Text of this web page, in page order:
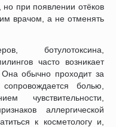
но при появлении отёков
врачом, а не отменять
ботулотоксина,
часто возникает
Она обычно проходит за
болью,
чувствительности,
аллергической
к косметологу и,